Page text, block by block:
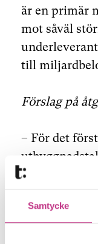
Samtycke
är en primär
mot såväl
till
Förslag på
– För det
funktionalitet
från
annat